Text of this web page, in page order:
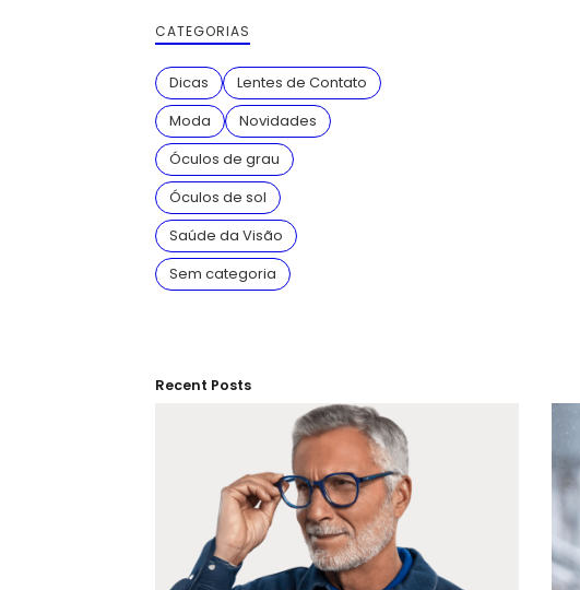
CATEGORIAS
Dicas
Lentes de Contato
Moda
Novidades
Óculos de grau
Óculos de sol
Saúde da Visão
Sem categoria
Recent Posts